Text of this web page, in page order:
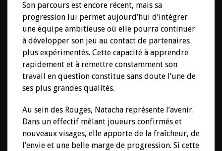
Son parcours est encore récent, mais sa
progression lui permet aujourd’hui d’intégrer
une équipe ambitieuse où elle pourra continuer
à développer son jeu au contact de partenaires
plus expérimentés. Cette capacité à apprendre
rapidement et à remettre constamment son
travail en question constitue sans doute l’une de
ses plus grandes qualités.
Au sein des Rouges, Natacha représente l’avenir.
Dans un effectif mêlant joueurs confirmés et
nouveaux visages, elle apporte de la fraîcheur, de
l’envie et une belle marge de progression. Si cette